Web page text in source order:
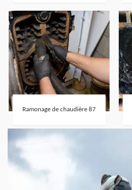
Ramonage de chaudière 87